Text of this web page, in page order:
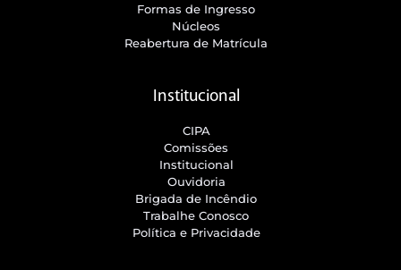
Formas de Ingresso
Núcleos
Reabertura de Matrícula
Institucional
CIPA
Comissões
Institucional
Ouvidoria
Brigada de Incêndio
Trabalhe Conosco
Política e Privacidade